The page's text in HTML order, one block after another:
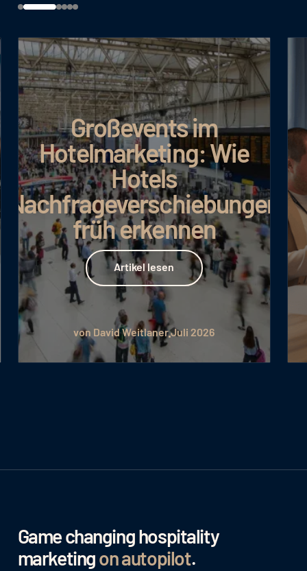
Google AI Max: Mehr
Umsatz bei
effizienterem
Budgeteinsatz
Artikel lesen
Artikel lesen
von Julia HartigJuli 2026
Game changing hospitality
marketingon autopilot.